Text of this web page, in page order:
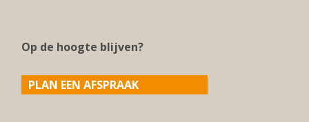
Op de hoogte blijven?
PLAN EEN AFSPRAAK